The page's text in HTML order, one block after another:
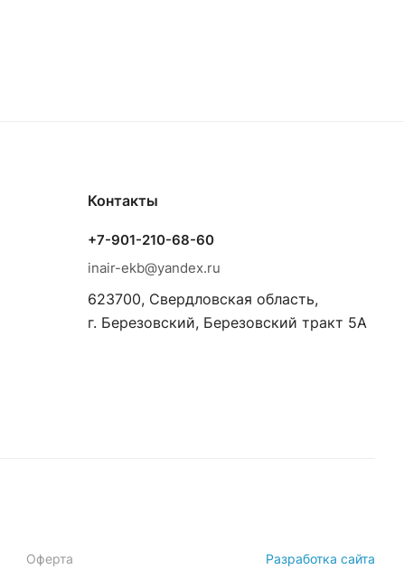
Контакты
+7-901-210-68-60
inair-ekb@yandex.ru
623700, Свердловская область,
г. Березовский, Березовский тракт 5А
Оферта Разработка сайта